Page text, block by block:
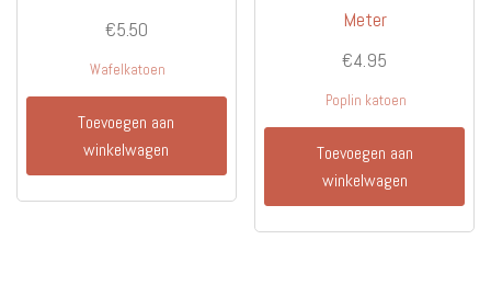
€5.50
Wafelkatoen
Toevoegen aan
winkelwagen
Meter
€4.95
Poplin katoen
Toevoegen aan
winkelwagen